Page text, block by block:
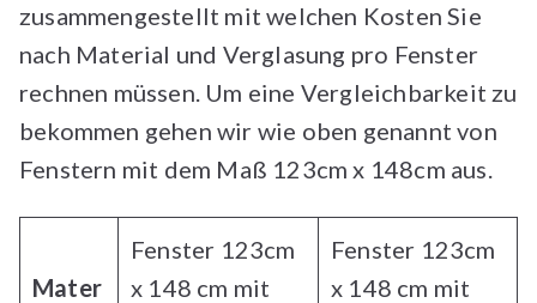
zusammengestellt mit welchen Kosten Sie
nach Material und Verglasung pro Fenster
rechnen müssen. Um eine Vergleichbarkeit zu
bekommen gehen wir wie oben genannt von
Fenstern mit dem Maß 123cm x 148cm aus.
Mater
Fenster 123cm
x 148 cm mit
Fenster 123cm
x 148 cm mit